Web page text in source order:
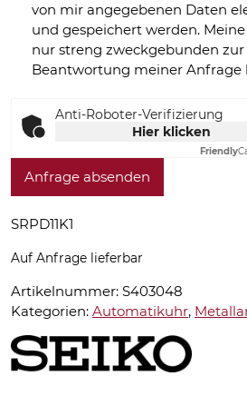
von mir angegebenen Daten
und gespeichert werden.
nur streng zweckgebunden
Beantwortung meiner Anfrage
Anti-Roboter-Verifizierung
Hier klicken
Friendly
Anfrage absenden
SRPD11K1
Auf Anfrage lieferbar
Artikelnummer: S403048
Kategorien: Automatikuhr,